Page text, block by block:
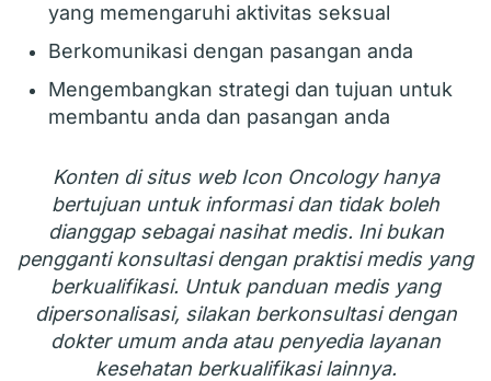
yang memengaruhi aktivitas seksual
Berkomunikasi dengan pasangan anda
Mengembangkan strategi dan tujuan untuk
membantu anda dan pasangan anda
Konten di situs web Icon Oncology hanya
bertujuan untuk informasi dan tidak boleh
dianggap sebagai nasihat medis. Ini bukan
pengganti konsultasi dengan praktisi medis yang
berkualifikasi. Untuk panduan medis yang
dipersonalisasi, silakan berkonsultasi dengan
dokter umum anda atau penyedia layanan
kesehatan berkualifikasi lainnya.